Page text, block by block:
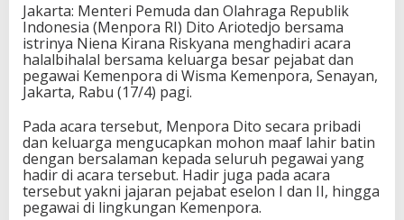
B
e
r
s
a
m
K
e
l
u
a
r
Jakarta: Menteri Pemuda dan Olahraga Republik
Indonesia (Menpora RI) Dito Ariotedjo bersama
istrinya Niena Kirana Riskyana menghadiri acara
halalbihalal bersama keluarga besar pejabat dan
pegawai Kemenpora di Wisma Kemenpora, Senayan,
Jakarta, Rabu (17/4) pagi.
Pada acara tersebut, Menpora Dito secara pribadi
dan keluarga mengucapkan mohon maaf lahir batin
dengan bersalaman kepada seluruh pegawai yang
hadir di acara tersebut. Hadir juga pada acara
tersebut yakni jajaran pejabat eselon I dan II, hingga
pegawai di lingkungan Kemenpora.